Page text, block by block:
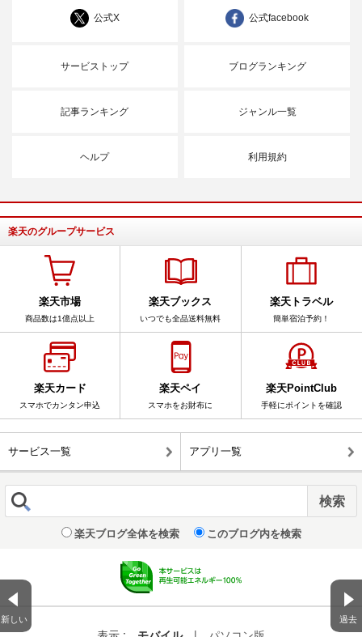
新しい 過去
公式X 公式facebook
サービストップ ブログランキング
記事ランキング ジャンル一覧
ヘルプ 利用規約
楽天のグループサービス
楽天市場
商品数は1億点以上
楽天ブックス
いつでも全品送料無料
楽天トラベル
簡単宿泊予約！
楽天カード
スマホでカンタン申込
楽天ペイ
スマホをお財布に
楽天PointClub
手軽にポイントを確認
サービス一覧 アプリ一覧
楽天ブログ全体を検索 このブログ内を検索